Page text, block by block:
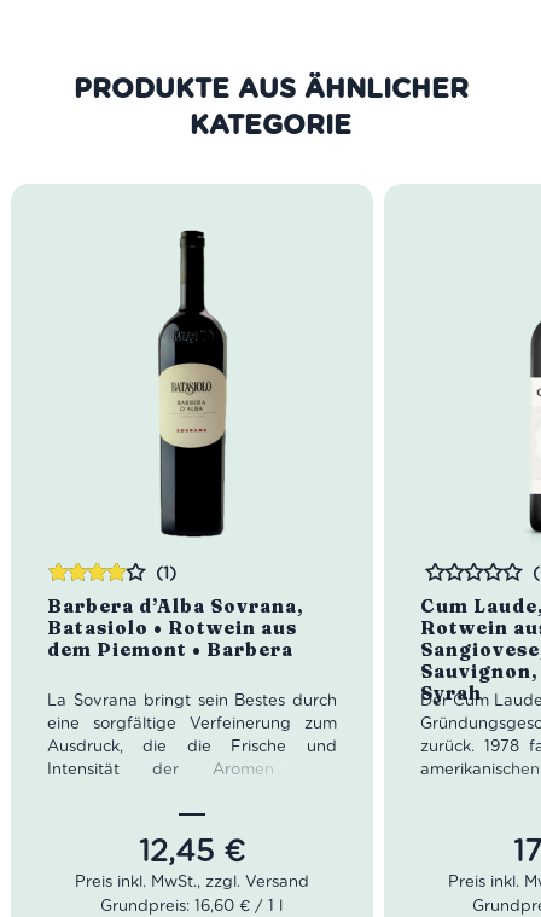
PRODUKTE AUS DER GLEICHEN
KATEGORIE
Barbera d’Alba Sovrana,
Batasiolo • Rotwein aus
dem Piemont • Barbera
(1)
La Sovrana bringt sein Bestes durch
eine sorgfältige Verfeinerung zum
Ausdruck, die die Frische und
Intensität der Aromen und
Ein guter Wein erzählt der Welt
Seele seines Weinbergs, versteht es,
Tradition und ihre Entwicklungen
hervorzurufen, fängt die
12,45 €
Bewertet
mit 4.00
von 5
Grundpreis: 16,60 € / 1 l
Cum
Rotwein
Syrah
Bewertet
Der Cum
zurück. 1978
Die beiden
Beginn an
renommierte